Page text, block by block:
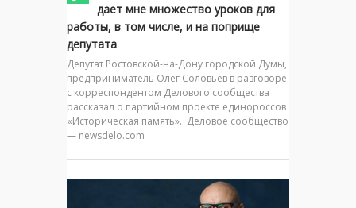
дает мне множество уроков для
работы, в том числе, и на поприще
депутата
Депутат Ростовской-на-Дону городской Думы,
предприниматель Олег Соловьев в разговоре
с корреспондентом Делового сообщества
рассказал о партийном проекте единороссов
«Историческая память». Деловое сообщество
— newsdelo.com